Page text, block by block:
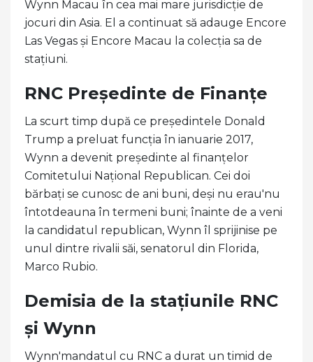
Wynn Macau în cea mai mare jurisdicție de
jocuri din Asia. El a continuat să adauge Encore
Las Vegas și Encore Macau la colecția sa de
stațiuni.
RNC Președinte de Finanțe
La scurt timp după ce președintele Donald
Trump a preluat funcția în ianuarie 2017,
Wynn a devenit președinte al finanțelor
Comitetului Național Republican. Cei doi
bărbați se cunosc de ani buni, deși nu erau'nu
întotdeauna în termeni buni; înainte de a veni
la candidatul republican, Wynn îl sprijinise pe
unul dintre rivalii săi, senatorul din Florida,
Marco Rubio.
Demisia de la stațiunile RNC
și Wynn
Wynn'mandatul cu RNC a durat un timid de